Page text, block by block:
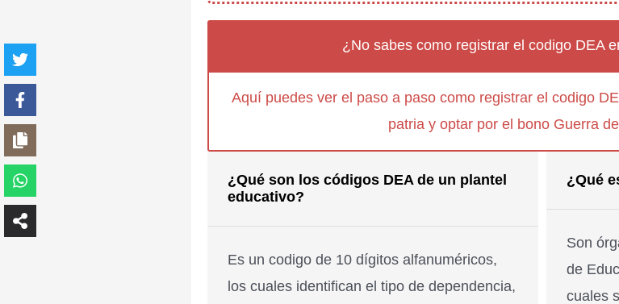
¿No sabes como registrar el codigo DEA
Aquí puedes ver el paso a paso como registrar el codigo
patria y optar por el bono Guerra
¿Qué son los códigos DEA de un plantel
educativo?
Es un codigo de 10 dígitos alfanuméricos,
los cuales identifican el tipo de dependencia,
¿Qué
Son
de
cuales